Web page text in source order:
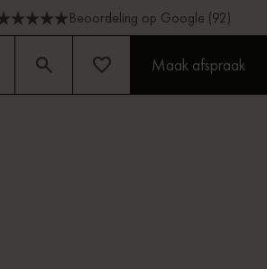
Beoordeling op Google (92)
Maak afspraak